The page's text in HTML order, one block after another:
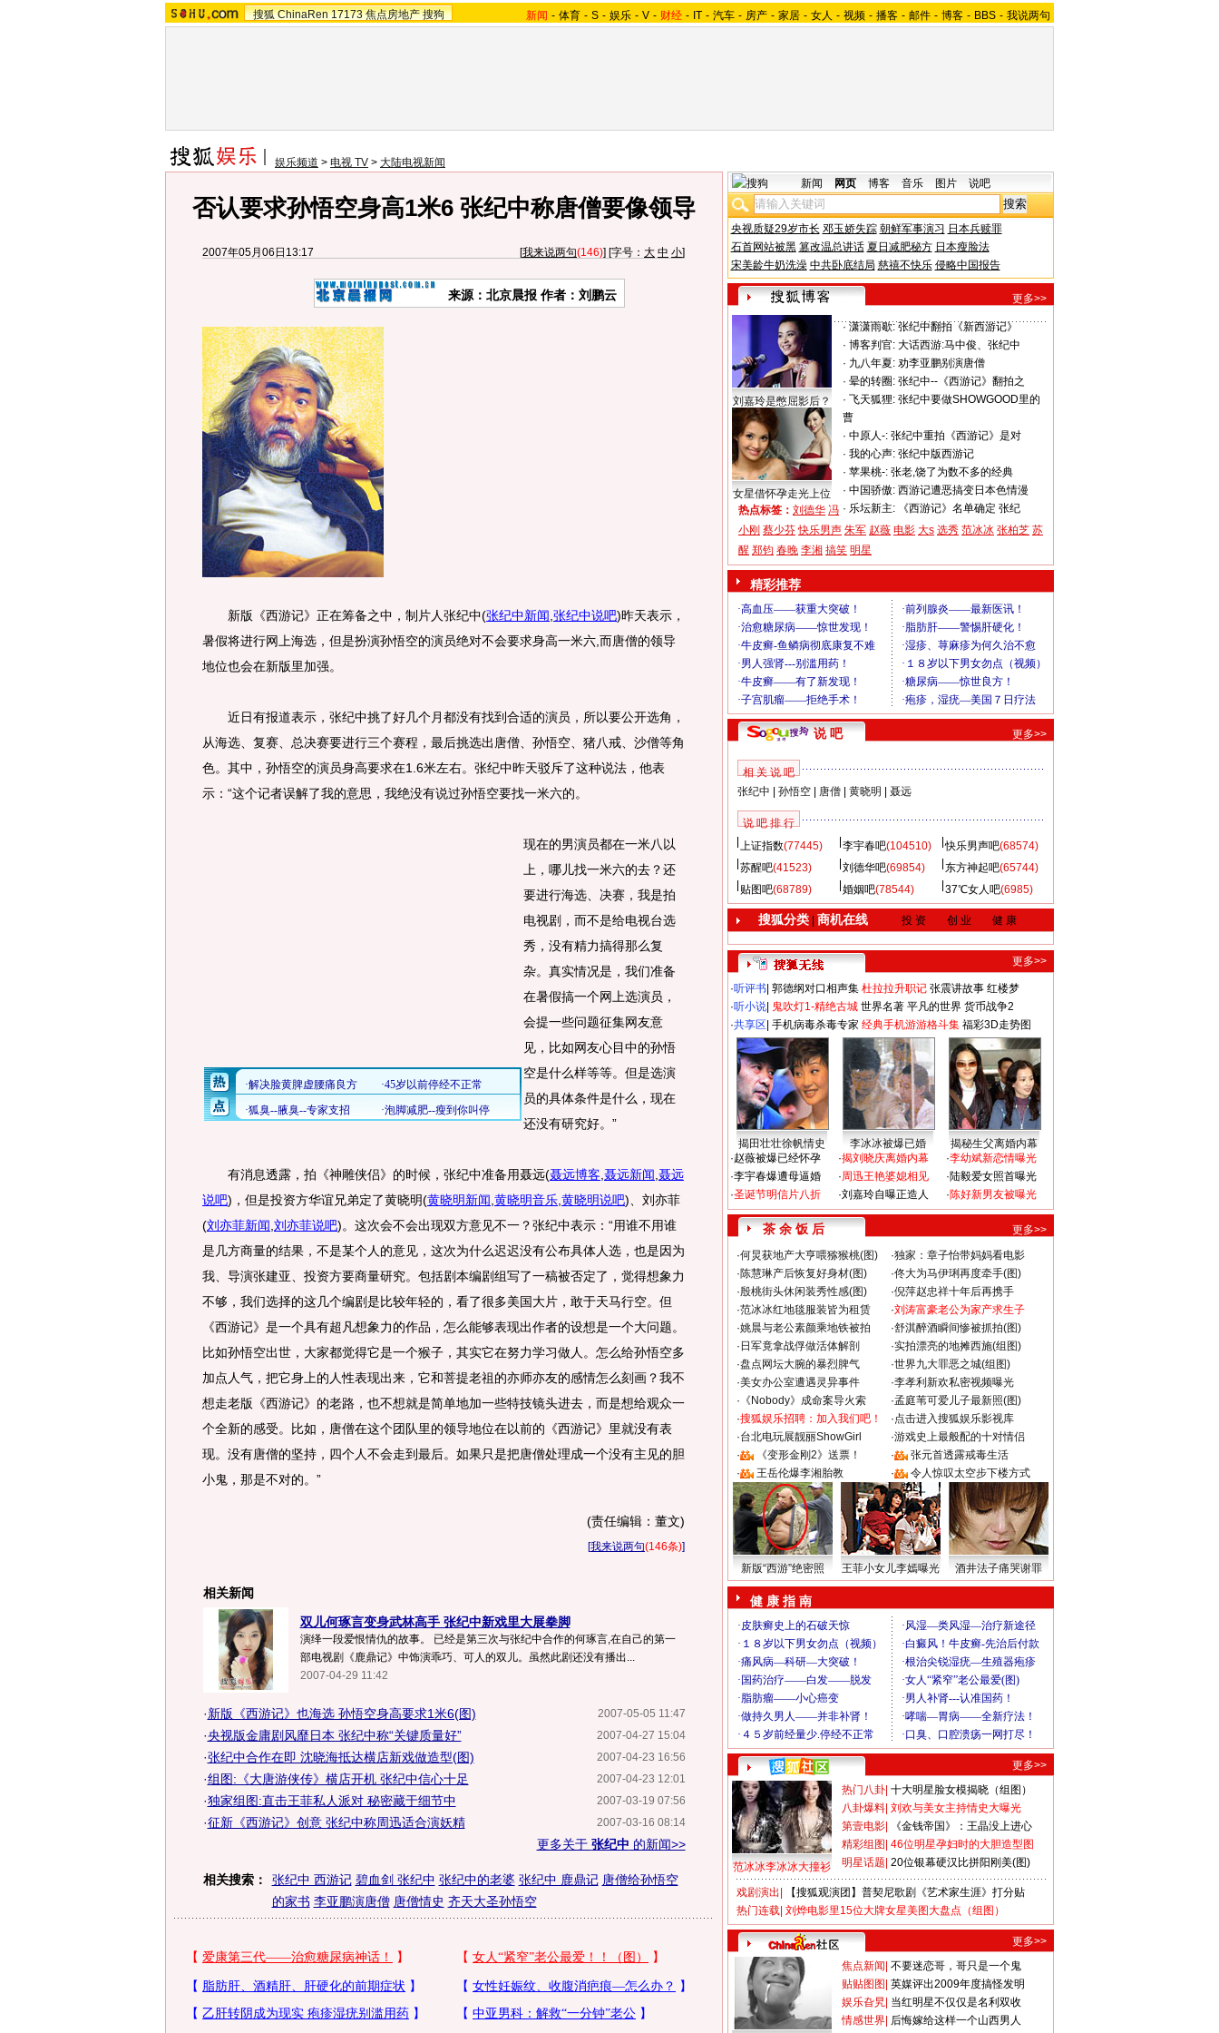
搜狐 ChinaRen 17173 焦点房地产 搜狗 新闻 - 体育 - S - 娱乐 - V - 财经 - IT - 汽车 - 房产 - 家居 - 女人 - 视频 - 播客 - 邮件 - 博客 - BBS - 我说两句
娱乐频道 > 电视 TV > 大陆电视新闻
否认要求孙悟空身高1米6 张纪中称唐僧要像领导
2007年05月06日13:17 [我来说两句(146)] [字号： 大 中 小]
来源：北京晨报 作者：刘鹏云
新版《西游记》正在筹备之中，制片人张纪中(张纪中新闻 张纪中说吧)昨天表示，
暑假将进行网上海选，但是扮演孙悟空的演员绝对不会要求身高一米六,而唐僧的领导
地位也会在新版里加强。
近日有报道表示，张纪中挑了好几个月都没有找到合适的演员，所以要公开选角，
从海选、复赛、总决赛要进行三个赛程，最后挑选出唐僧、孙悟空、猪八戒、沙僧等角
色。其中，孙悟空的演员身高要求在1.6米左右。张纪中昨天驳斥了这种说法，他表
示：“这个记者误解了我的意思，我绝没有说过孙悟空要找一米六的。
现在的男演员都在一米八以
上，哪儿找一米六的去？还
要进行海选、决赛，我是拍
电视剧，而不是给电视台选
秀，没有精力搞得那么复
杂。真实情况是，我们准备
在暑假搞一个网上选演员，
会提一些问题征集网友意
见，比如网友心目中的孙悟
空是什么样等等。但是选演
员的具体条件是什么，现在
还没有研究好。”
有消息透露，拍《神雕侠侣》的时候，张纪中准备用聂远(聂远博客 聂远新闻 聂远
说吧) ，但是投资方华谊兄弟定了黄晓明(黄晓明新闻 黄晓明音乐 黄晓明说吧) 、刘亦菲
(刘亦菲新闻 刘亦菲说吧)。这次会不会出现双方意见不一？张纪中表示：“用谁不用谁
是几方商量的结果，不是某个人的意见，这次为什么迟迟没有公布具体人选，也是因为
我、导演张建亚、投资方要商量研究。包括剧本编剧组写了一稿被否定了，觉得想象力
不够，我们选择的这几个编剧是比较年轻的，看了很多美国大片，敢于天马行空。但
《西游记》是一个具有超凡想象力的作品，怎么能够表现出作者的设想是一个大问题。
比如孙悟空出世，大家都觉得它是一个猴子，其实它在努力学习做人。怎么给孙悟空多
加点人气，把它身上的人性表现出来，它和菩提老祖的亦师亦友的感情怎么刻画？我不
想走老版《西游记》的老路，也不想就是简单地加一些特技镜头进去，而是想给观众一
个全新的感受。比如，唐僧在这个团队里的领导地位在以前的《西游记》里就没有表
现。没有唐僧的坚持，四个人不会走到最后。如果只是把唐僧处理成一个没有主见的胆
小鬼，那是不对的。”
(责任编辑：董文)
[我来说两句(146条)]
相关新闻
双儿何琢言变身武林高手 张纪中新戏里大展拳脚
演绎一段爱恨情仇的故事。 已经是第三次与张纪中合作的何琢言,在自己的第一
部电视剧《鹿鼎记》中饰演乖巧、可人的双儿。虽然此剧还没有播出...
2007-04-29 11:42
2007-05-05 11:47
·新版《西游记》也海选 孙悟空身高要求1米6(图)
2007-04-27 15:04
·央视版金庸剧风靡日本 张纪中称“关键质量好”
2007-04-23 16:56
·张纪中合作在即 沈晓海抵达横店新戏做造型(图)
2007-04-23 12:01
·组图:《大唐游侠传》横店开机 张纪中信心十足
2007-03-19 07:56
·独家组图:直击王菲私人派对 秘密藏于细节中
2007-03-16 08:14
·征新《西游记》创意 张纪中称周迅适合演妖精
更多关于 张纪中 的新闻>>
相关搜索： 张纪中 西游记 碧血剑 张纪中 张纪中的老婆 张纪中 鹿鼎记 唐僧给孙悟空
的家书 李亚鹏演唐僧 唐僧情史 齐天大圣孙悟空
新闻 网页 博客 音乐 图片 说吧
央视质疑29岁市长 邓玉娇失踪 朝鲜军事演习 日本兵赎罪
石首网站被黑 篡改温总讲话 夏日减肥秘方 日本瘦脸法
宋美龄牛奶洗澡 中共卧底结局 慈禧不快乐 侵略中国报告
更多>>
刘嘉玲是憋屈影后？
女星借怀孕走光上位
· 潇潇雨歇: 张纪中翻拍《新西游记》
· 博客判官: 大话西游:马中俊、张纪中
· 九八年夏: 劝李亚鹏别演唐僧
· 晕的转圈: 张纪中--《西游记》翻拍之
· 飞天狐狸: 张纪中要做SHOWGOOD里的
曹
· 中原人-: 张纪中重拍《西游记》是对
· 我的心声: 张纪中版西游记
· 苹果桃-: 张老,饶了为数不多的经典
· 中国骄傲: 西游记遭恶搞变日本色情漫
· 乐坛新主: 《西游记》名单确定 张纪
热点标签： 刘德华 冯
小刚 蔡少芬 快乐男声 朱军 赵薇 电影 大s 选秀 范冰冰 张柏芝 苏
醒 郑钧 春晚 李湘 搞笑 明星
精彩推荐
说 吧 更多>>
相 关 说 吧
张纪中
孙悟空| 唐僧| 黄晓明 聂远
说 吧 排 行
上证指数(77445) 李宇春吧(104510) 快乐男声吧(68574)
苏醒吧(41523) 刘德华吧(69854) 东方神起吧(65744)
贴图吧(68789) 婚姻吧(78544) 37℃女人吧(6985)
搜狐分类| 商机在线 投 资 创 业 健 康
更多>>
·听评书 郭德纲对口相声集 杜拉拉升职记 张震讲故事 红楼梦
·听小说 鬼吹灯1-精绝古城 世界名著 平凡的世界 货币战争2
·共享区 手机病毒杀毒专家 经典手机游游格斗集 福彩3D走势图
揭田壮壮徐帆情史 李冰冰被爆已婚
揭秘生父离婚内幕
·赵薇被爆已经怀孕
·李宇春爆遭母逼婚
·圣诞节明信片八折
·揭刘晓庆离婚内幕
·周迅王艳婆媳相见
·刘嘉玲自曝正造人
·李幼斌新恋情曝光
·陆毅爱女照首曝光
·陈好新男友被曝光
茶 余 饭 后
更多>>
·何炅获地产大亨喂猕猴桃(图) ·独家：章子怡带妈妈看电影
·陈慧琳产后恢复好身材(图) ·佟大为马伊琍再度牵手(图)
·殷桃街头休闲装秀性感(图) ·倪萍赵忠祥十年后再携手
·范冰冰红地毯服装皆为租赁 ·刘涛富豪老公为家产求生子
·姚晨与老公素颜乘地铁被拍 ·舒淇醉酒瞬间惨被抓拍(图)
· 日军竟拿战俘做活体解剖 ·实拍漂亮的地摊西施(组图)
·盘点网坛大腕的暴烈脾气 ·世界九大罪恶之城(组图)
·美女办公室遭遇灵异事件 ·李孝利新欢私密视频曝光
· 《Nobody》成命案导火索 ·孟庭苇可爱儿子最新照(图)
·搜狐娱乐招聘：加入我们吧！ ·点击进入搜狐娱乐影视库
·台北电玩展靓丽ShowGirl ·游戏史上最般配的十对情侣
·
《变形金刚2》送票！ ·
张元首透露戒毒生活
·
王岳伦爆李湘胎教 · 令人惊叹太空步下楼方式
新版“西游”绝密照 王菲小女儿李嫣曝光 酒井法子痛哭谢罪
健 康 指 南
更多>>
范冰冰李冰冰大撞衫
热门八卦 十大明星脸女模揭晓（组图）
八卦爆料 刘欢与美女主持情史大曝光
第壹电影
《金钱帝国》：王晶没上进心
精彩组图 46位明星孕妇时的大胆造型图
明星话题 20位银幕硬汉比拼阳刚美(图)
戏剧演出
【搜狐观演团】普契尼歌剧《艺术家生涯》打分贴
热门连载 刘烨电影里15位大牌女星美图大盘点（组图）
更多>>
焦点新闻 不要迷恋哥，哥只是一个鬼
贴贴图图 英媒评出2009年度搞怪发明
娱乐旮旯 当红明星不仅仅是名利双收
情感世界 后悔嫁给这样一个山西男人